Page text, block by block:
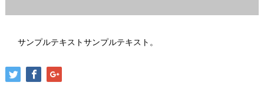
サンプルテキストサンプルテキスト。